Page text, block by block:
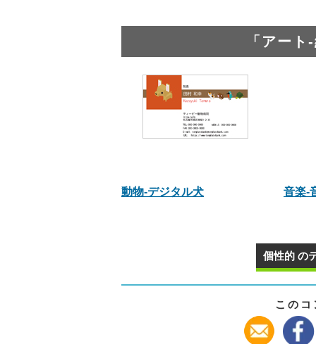
「アー
動物‐デジタル犬 音楽‐
個性的 の
この